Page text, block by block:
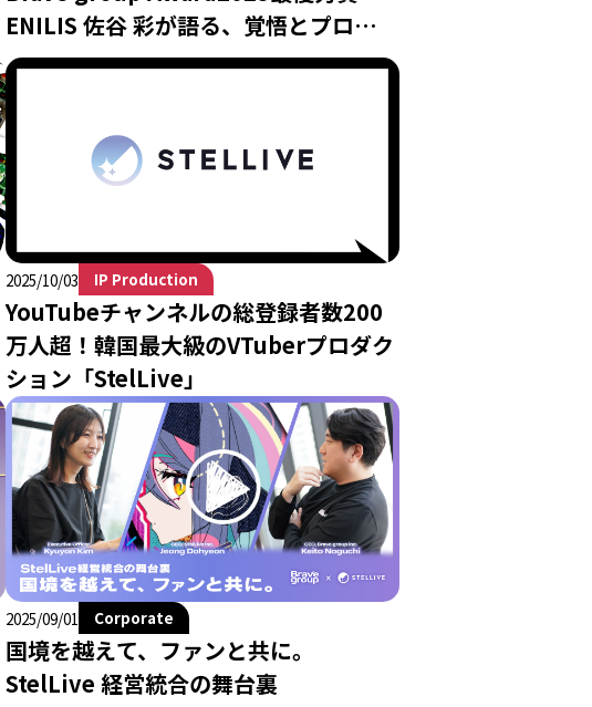
ENILIS 佐谷 彩が語る、覚悟とプロジェ
クトへの想い
2025/10/03 IP Production
YouTubeチャンネルの総登録者数200
万人超！韓国最大級のVTuberプロダク
ション「StelLive」
2025/09/01 Corporate
国境を越えて、ファンと共に。
StelLive 経営統合の舞台裏